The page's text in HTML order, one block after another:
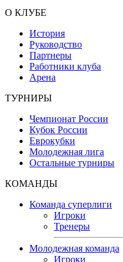
О КЛУБЕ
История
Руководство
Партнеры
Работники клуба
Арена
ТУРНИРЫ
Чемпионат России
Кубок России
Еврокубки
Молодежная лига
Остальные турниры
КОМАНДЫ
Команда суперлиги
Игроки
Тренеры
Молодежная команда
Игроки